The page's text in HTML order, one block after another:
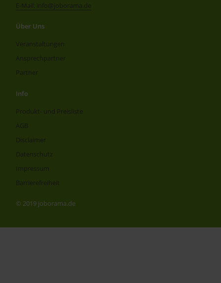
E-Mail: info@joborama.de
Über Uns
Veranstaltungen
Ansprechpartner
Partner
Info
Produkt- und Preisliste
AGB
Disclaimer
Datenschutz
Impressum
Barrierefreiheit
© 2019 joborama.de